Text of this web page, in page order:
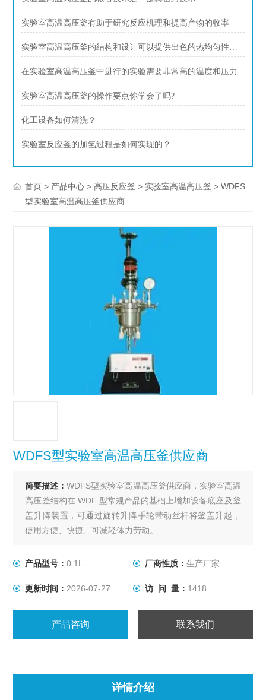
实验室高温高压釜有助于研究反应机理和提高产物的收率
实验室高温高压釜的结构和设计可以提供出色的热均匀性和压力稳定性
在实验室高温高压釜中进行的实验需要非常高的温度和压力
实验室高温高压釜的操作要点你学会了吗?
化工设备如何清洗？
实验室反应釜的加氢过程是如何实现的？
首页 > 产品中心 >高压反应釜 > 实验室高温高压釜 > WDFS
型实验室高温高压釜供应商
WDFS型实验室高温高压釜供应商
简要描述：WDFS型实验室高温高压釜供应商，实验室高温
高压釜结构在 WDF 型常规产品的基础上增加设备底座及釜
盖升降装置，可通过旋转升降手轮带动丝杆将釜盖升起，
使用方便、快捷、可减轻体力劳动。
产品型号：0.1L 厂商性质： 生产厂家
更新时间： 2026-07-27 访 问 量： 1418
产品咨询 联系我们
详情介绍